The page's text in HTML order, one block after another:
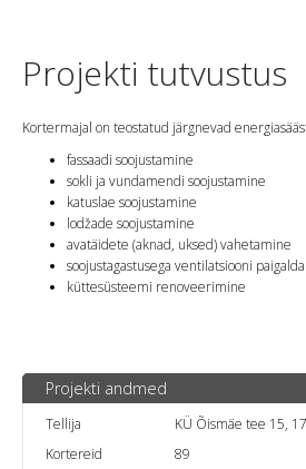
Projekti tutvustus
Kortermajal on teostatud järgnevad
fassaadi soojustamine
sokli ja vundamendi soojustamine
katuslae soojustamine
lodžade soojustamine
avatäidete (aknad, uksed) vahetamine
soojustagastusega ventilatsiooni
küttesüsteemi renoveerimine
Projekti andmed
Tellija
KÜ Õismäe tee 15,
Kortereid
89